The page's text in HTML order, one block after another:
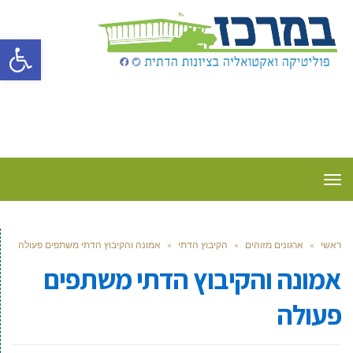
פתח
תפריט
ראשי » ארגונים מזוהים » הקיבוץ הדתי » אמונה והקיבוץ הדתי משתפים פעולה
אמונה והקיבוץ הדתי משתפים
פעולה